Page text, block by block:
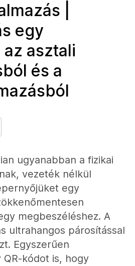
|
egy
asztali
és a
ugyanabban a fizikai
vezeték nélkül
egy
megbeszéléshez. A
ultrahangos párosítással
Egyszerűen
kódot is, hogy